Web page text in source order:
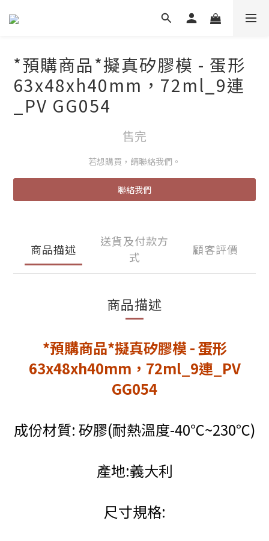
*預購商品*擬真矽膠模 - 蛋形
63x48xh40mm，72ml_9連
_PV GG054
售完
若想購買，請聯絡我們。
聯絡我們
商品描述
送貨及付款方
式
顧客評價
商品描述
*預購商品*擬真矽膠模 - 蛋形
63x48xh40mm，72ml_9連_PV
GG054
成份材質: 矽膠(耐熱溫度-40℃~230℃)
產地:義大利
尺寸規格: